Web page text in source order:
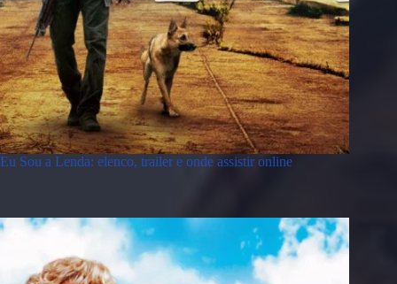
Eu Sou a Lenda: elenco, trailer e onde assistir online